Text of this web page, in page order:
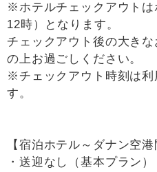
※ホテルチェックアウトは
12時）となります。
チェックアウト後の大き
の上お過ごしください。
※チェックアウト時刻は利
す。
【宿泊ホテル～ダナン空
・送迎なし（基本プラン）